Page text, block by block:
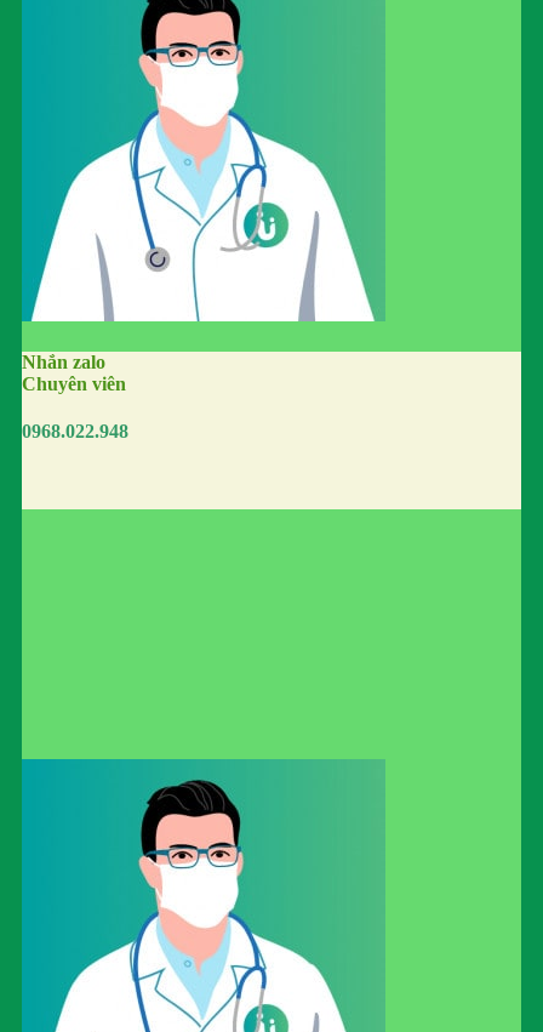
Nhắn zalo
Chuyên viên
0968.022.948